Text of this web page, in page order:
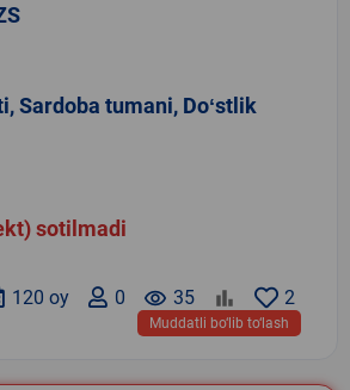
Sardoba tumani, Doʻstlik
sotilmadi
2
remove_red_eye 35
0
120 oy
Muddatli bo‘lib to‘lash